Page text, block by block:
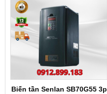
Biến tần Senlan SB70G55 3p